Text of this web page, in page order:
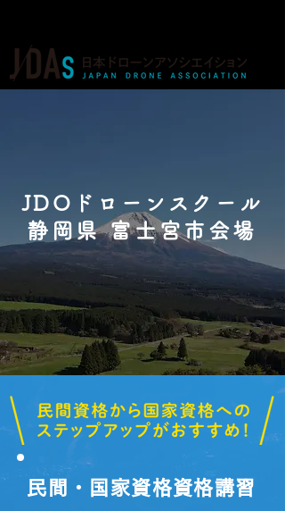
JDOドローンスクール
静岡県 富士宮市会場
民間・国家資格資格講習